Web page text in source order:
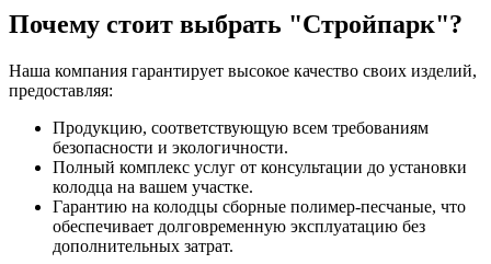
Почему стоит выбрать "Стройпарк"?
Наша компания гарантирует высокое качество своих изделий,
предоставляя:
Продукцию, соответствующую всем требованиям
безопасности и экологичности.
Полный комплекс услуг от консультации до установки
колодца на вашем участке.
Гарантию на колодцы сборные полимер-песчаные, что
обеспечивает долговременную эксплуатацию без
дополнительных затрат.